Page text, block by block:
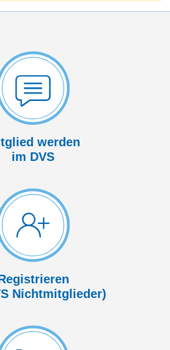
werden
im DVS
Nicht­mitglieder)